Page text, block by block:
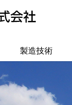
製造技術